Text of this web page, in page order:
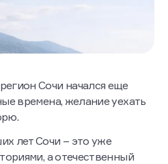
Сочи начался еще
времена, желание уехать
лет Сочи – это уже
а отечественный